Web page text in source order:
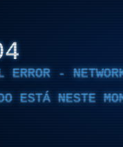
-
ESTÁ NESTE